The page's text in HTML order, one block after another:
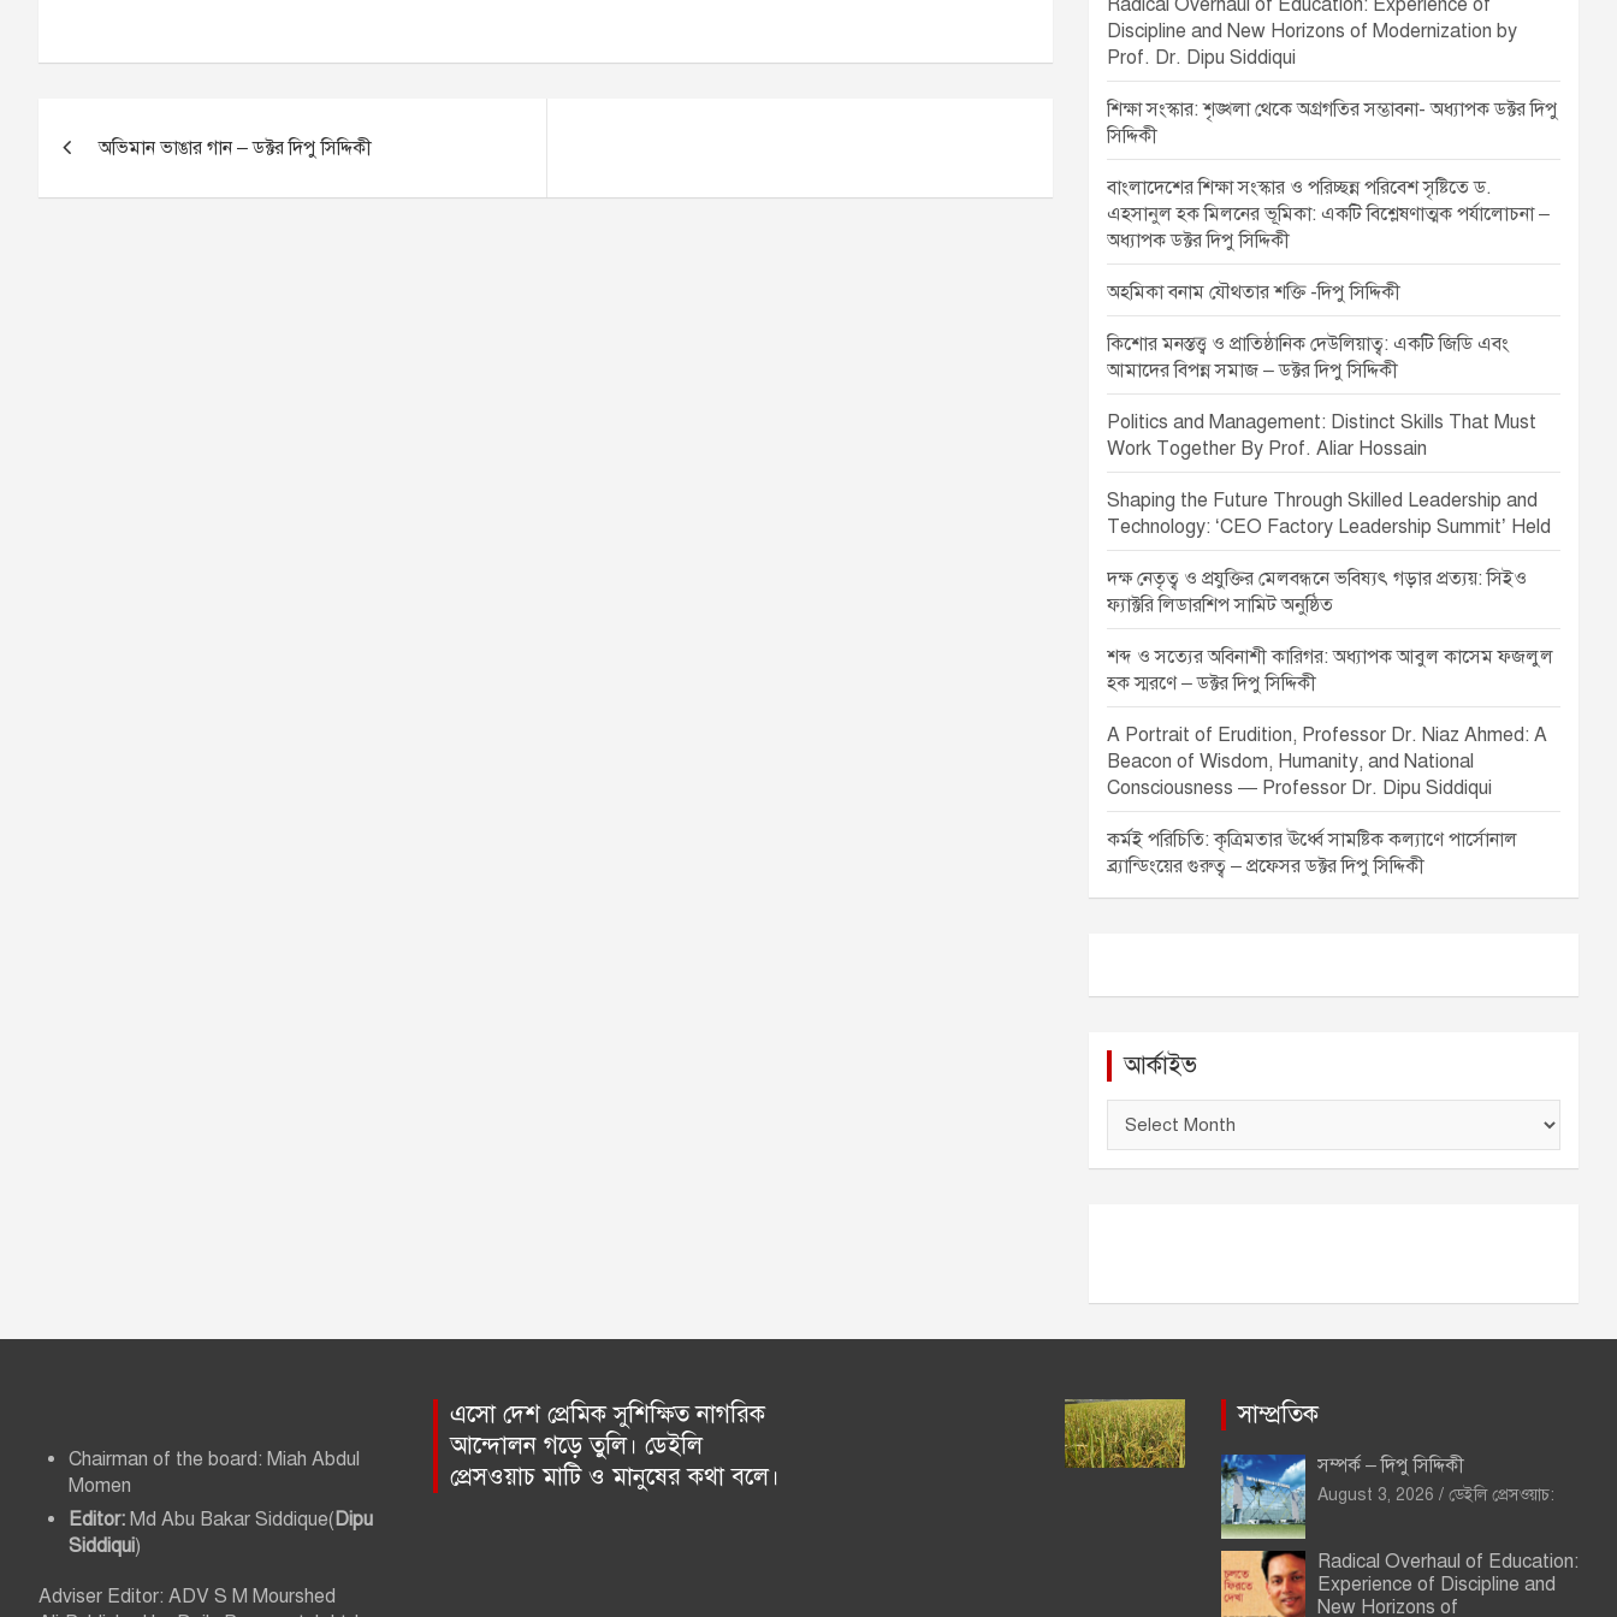
অভিমান ভাঙার গান – ডক্টর দিপু সিদ্দিকী
Radical Overhaul of Education: Experience of
Discipline and New Horizons of Modernization by
Prof. Dr. Dipu Siddiqui
শিক্ষা সংস্কার: শৃঙ্খলা থেকে অগ্রগতির সম্ভাবনা- অধ্যাপক ডক্টর দিপু
সিদ্দিকী
বাংলাদেশের শিক্ষা সংস্কার ও পরিচ্ছন্ন পরিবেশ সৃষ্টিতে ড.
এহসানুল হক মিলনের ভূমিকা: একটি বিশ্লেষণাত্মক পর্যালোচনা –
অধ্যাপক ডক্টর দিপু সিদ্দিকী
অহমিকা বনাম যৌথতার শক্তি -দিপু সিদ্দিকী
কিশোর মনস্তত্ত্ব ও প্রাতিষ্ঠানিক দেউলিয়াত্ব: একটি জিডি এবং
আমাদের বিপন্ন সমাজ – ডক্টর দিপু সিদ্দিকী
Politics and Management: Distinct Skills That Must
Work Together By Prof. Aliar Hossain
Shaping the Future Through Skilled Leadership and
Technology: ‘CEO Factory Leadership Summit’ Held
দক্ষ নেতৃত্ব ও প্রযুক্তির মেলবন্ধনে ভবিষ্যৎ গড়ার প্রত্যয়: সিইও
ফ্যাক্টরি লিডারশিপ সামিট অনুষ্ঠিত
শব্দ ও সত্যের অবিনাশী কারিগর: অধ্যাপক আবুল কাসেম ফজলুল
হক স্মরণে – ডক্টর দিপু সিদ্দিকী
A Portrait of Erudition, Professor Dr. Niaz Ahmed: A
Beacon of Wisdom, Humanity, and National
Consciousness — Professor Dr. Dipu Siddiqui
কর্মই পরিচিতি: কৃত্রিমতার ঊর্ধ্বে সামষ্টিক কল্যাণে পার্সোনাল
ব্র্যান্ডিংয়ের গুরুত্ব – প্রফেসর ডক্টর দিপু সিদ্দিকী
আর্কাইভ
ই
Chairman of the board: Miah Abdul
Momen
Editor: Md Abu Bakar Siddique(Dipu
Siddiqui)
Adviser Editor: ADV S M Mourshed
এসো দেশ প্রেমিক সুশিক্ষিত নাগরিক
আন্দোলন গড়ে তুলি। ডেইলি
প্রেসওয়াচ মাটি ও মানুষের কথা বলে।
সাম্প্রতিক
সম্পর্ক – দিপু সিদ্দিকী
August 3, 2026 ডেইলি প্রেসওয়াচ:
Radical Overhaul of Education:
Experience of Discipline and
New Horizons of